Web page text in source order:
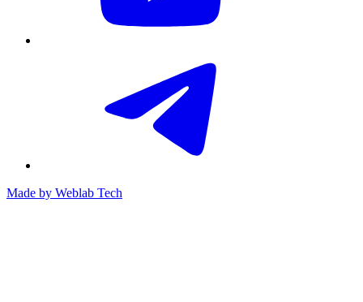
Made by Weblab Tech